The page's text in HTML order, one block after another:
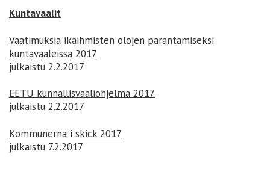
Kuntavaalit
Vaatimuksia ikäihmisten olojen parantamiseksi
kuntavaaleissa 2017
julkaistu 2.2.2017
EETU kunnallisvaaliohjelma 2017
julkaistu 2.2.2017
Kommunerna i skick 2017
julkaistu 7.2.2017